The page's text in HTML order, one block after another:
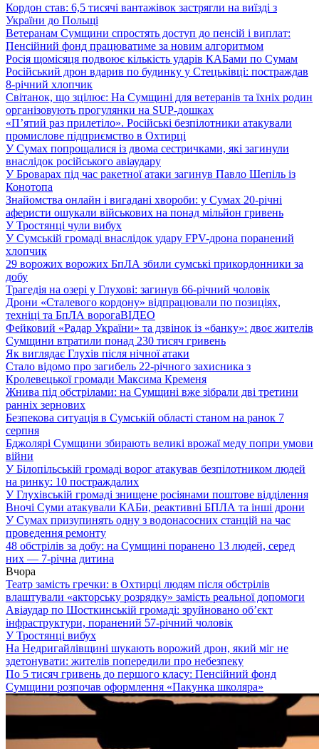
Кордон став: 6,5 тисячі вантажівок застрягли на виїзді з
України до Польщі
Ветеранам Сумщини спростять доступ до пенсій і виплат:
Пенсійний фонд працюватиме за новим алгоритмом
Росія щомісяця подвоює кількість ударів КАБами по Сумам
Російський дрон вдарив по будинку у Стецьківці: постраждав
8-річний хлопчик
Світанок, що зцілює: На Сумщині для ветеранів та їхніх родин
організовують прогулянки на SUP-дошках
«П’ятий раз прилетіло». Російські безпілотники атакували
промислове підприємство в Охтирці
У Сумах попрощалися із двома сестричками, які загинули
внаслідок російського авіаудару
У Броварах під час ракетної атаки загинув Павло Шепіль із
Конотопа
Знайомства онлайн і вигадані хвороби: у Сумах 20-річні
аферисти ошукали військових на понад мільйон гривень
У Тростянці чули вибух
У Сумській громаді внаслідок удару FPV-дрона поранений
хлопчик
29 ворожих ворожих БпЛА збили сумські прикордонники за
добу
Трагедія на озері у Глухові: загинув 66-річний чоловік
Дрони «Сталевого кордону» відпрацювали по позиціях,
техніці та БпЛА ворогаВІДЕО
Фейковий «Радар України» та дзвінок із «банку»: двоє жителів
Сумщини втратили понад 230 тисяч гривень
Як виглядає Глухів після нічної атаки
Стало відомо про загибель 22-річного захисника з
Кролевецької громади Максима Кременя
Жнива під обстрілами: на Сумщині вже зібрали дві третини
ранніх зернових
Безпекова ситуація в Сумській області станом на ранок 7
серпня
Бджолярі Сумщини збирають великі врожаї меду попри умови
війни
У Білопільській громаді ворог атакував безпілотником людей
на ринку: 10 постраждалих
У Глухівській громаді знищене росіянами поштове відділення
Вночі Суми атакували КАБи, реактивні БПЛА та інші дрони
У Сумах призупинять одну з водонасосних станцій на час
проведення ремонту
48 обстрілів за добу: на Сумщині поранено 13 людей, серед
них — 7-річна дитина
Вчора
Театр замість гречки: в Охтирці людям після обстрілів
влаштували «акторську розрядку» замість реальної допомоги
Авіаудар по Шосткинській громаді: зруйновано об’єкт
інфраструктури, поранений 57-річний чоловік
У Тростянці вибух
На Недригайлівщині шукають ворожий дрон, який міг не
здетонувати: жителів попередили про небезпеку
По 5 тисяч гривень до першого класу: Пенсійний фонд
Сумщини розпочав оформлення «Пакунка школяра»